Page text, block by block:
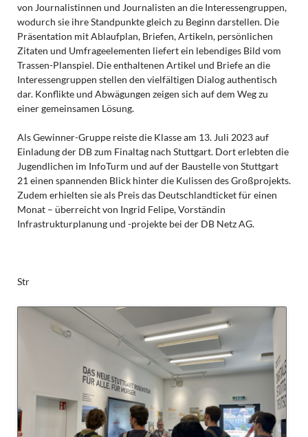
von Journalistinnen und Journalisten an die Interessengruppen,
wodurch sie ihre Standpunkte gleich zu Beginn darstellen. Die
Präsentation mit Ablaufplan, Briefen, Artikeln, persönlichen
Zitaten und Umfrageelementen liefert ein lebendiges Bild vom
Trassen-Planspiel. Die enthaltenen Artikel und Briefe an die
Interessengruppen stellen den vielfältigen Dialog authentisch
dar. Konflikte und Abwägungen zeigen sich auf dem Weg zu
einer gemeinsamen Lösung.
Als Gewinner-Gruppe reiste die Klasse am 13. Juli 2023 auf
Einladung der DB zum Finaltag nach Stuttgart. Dort erlebten die
Jugendlichen im InfoTurm und auf der Baustelle von Stuttgart
21 einen spannenden Blick hinter die Kulissen des Großprojekts.
Zudem erhielten sie als Preis das Deutschlandticket für einen
Monat – überreicht von Ingrid Felipe, Vorständin
Infrastrukturplanung und -projekte bei der DB Netz AG.
Str